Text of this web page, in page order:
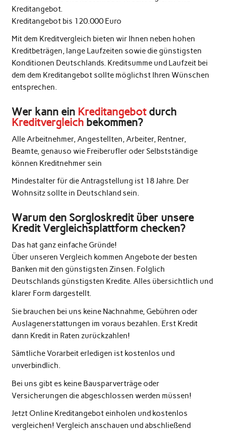
Kreditangebot.
Kreditangebot bis 120.000 Euro
Mit dem Kreditvergleich bieten wir Ihnen neben hohen
Kreditbeträgen, lange Laufzeiten sowie die günstigsten
Konditionen Deutschlands. Kreditsumme und Laufzeit bei
dem dem Kreditangebot sollte möglichst Ihren Wünschen
entsprechen.
Wer kann ein Kreditangebotdurch
Kreditvergleichbekommen?
Alle Arbeitnehmer, Angestellten, Arbeiter, Rentner,
Beamte, genauso wie Freiberufler oder Selbstständige
können Kreditnehmer sein
Mindestalter für die Antragstellung ist 18 Jahre. Der
Wohnsitz sollte in Deutschland sein.
Warum den Sorgloskredit über unsere
Kredit Vergleichsplattform checken?
Das hat ganz einfache Gründe!
Über unseren Vergleich kommen Angebote der besten
Banken mit den günstigsten Zinsen. Folglich
Deutschlands günstigsten Kredite. Alles übersichtlich und
klarer Form dargestellt.
Sie brauchen bei uns keine Nachnahme, Gebühren oder
Auslagenerstattungen im voraus bezahlen. Erst Kredit
dann Kredit in Raten zurückzahlen!
Sämtliche Vorarbeit erledigen ist kostenlos und
unverbindlich.
Bei uns gibt es keine Bausparverträge oder
Versicherungen die abgeschlossen werden müssen!
Jetzt Online Kreditangebot einholen und kostenlos
vergleichen! Vergleich anschauen und abschließend